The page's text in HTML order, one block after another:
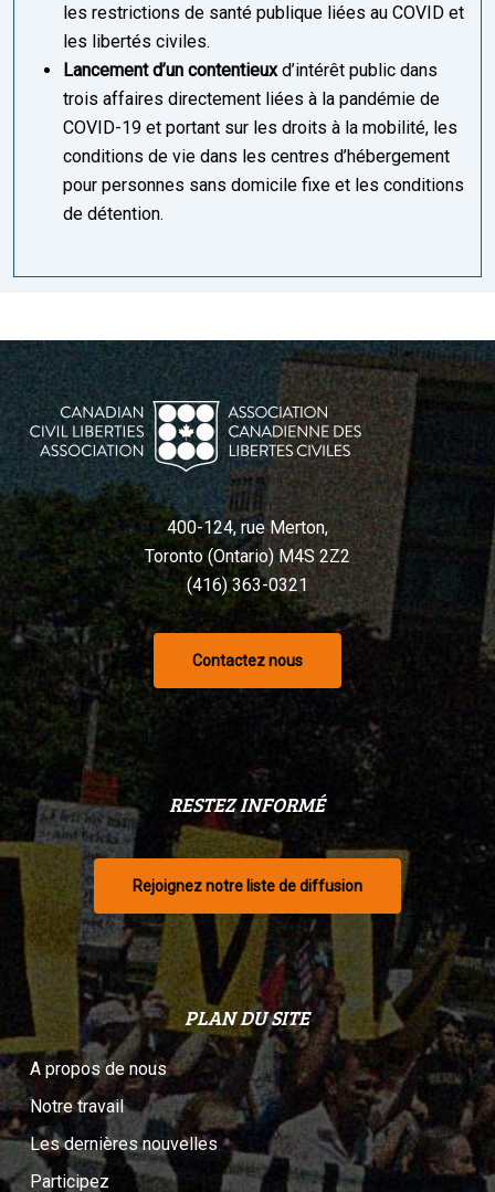
les restrictions de santé publique liées au COVID et
les libertés civiles.
Lancement d’un contentieuxd’intérêt public dans
trois affaires directement liées à la pandémie de
COVID-19 et portant sur les droits à la mobilité, les
conditions de vie dans les centres d’hébergement
pour personnes sans domicile fixe et les conditions
de détention.
400-124, rue Merton,
Toronto (Ontario) M4S 2Z2
(416) 363-0321
Contactez nous
RESTEZ INFORMÉ
Rejoignez notre liste de diffusion
PLAN DU SITE
A propos de nous
Notre travail
Les dernières nouvelles
Participez